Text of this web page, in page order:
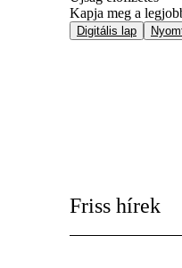
Kapja meg a
Digitális lap
Friss hírek